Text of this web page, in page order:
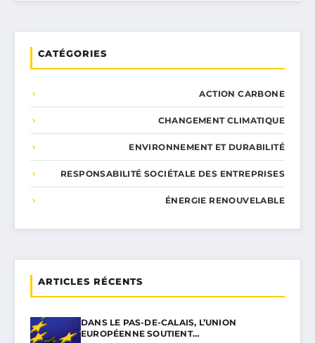
CATÉGORIES
ACTION CARBONE
CHANGEMENT CLIMATIQUE
ENVIRONNEMENT ET DURABILITÉ
RESPONSABILITÉ SOCIÉTALE DES ENTREPRISES
ÉNERGIE RENOUVELABLE
ARTICLES RÉCENTS
DANS LE PAS-DE-CALAIS, L’UNION
EUROPÉENNE SOUTIENT…